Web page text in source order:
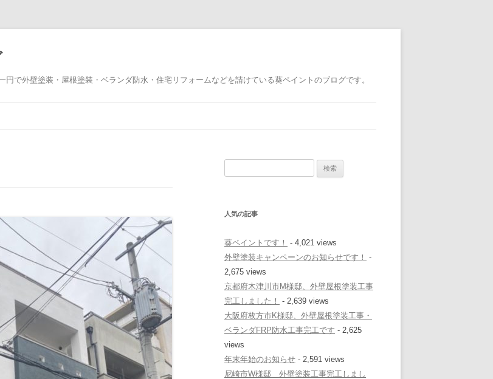
で外壁塗装・屋根塗装・ベランダ防水・住宅リフォームなどを請けている葵ペイントのブログです。
人気の記事
葵ペイントです！
- 4,021 views
外壁塗装キャンペーンのお知らせです！
-
2,675 views
京都府木津川市M様邸、外壁屋根塗装工事
完工しました！
- 2,639 views
大阪府枚方市K様邸、外壁屋根塗装工事・
ベランダFRP防水工事完工です - 2,625
views
年末年始のお知らせ - 2,591 views
尼崎市W様邸 外壁塗装工事完工しまし